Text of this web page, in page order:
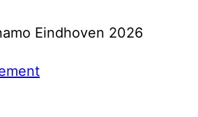
Eindhoven 2026